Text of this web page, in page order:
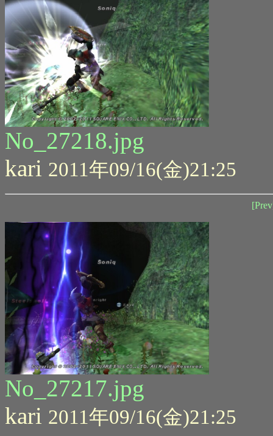
No_27218.jpg
kari 2011年09/16(金)21:25
No_27217.jpg
kari 2011年09/16(金)21:25